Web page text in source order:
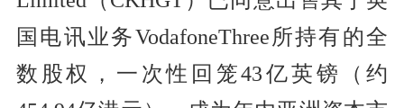
国电讯业务VodafoneThree所持有的全
数股权，一次性回笼43亿英镑（约